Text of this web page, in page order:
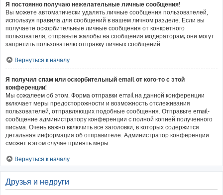
Я постоянно получаю нежелательные личные сообщения!
Вы можете автоматически удалять личные сообщения пользователей,
используя правила для сообщений в вашем личном разделе. Если вы
получаете оскорбительные личные сообщения от конкретного
пользователя, отправьте жалобы на сообщения модераторам; они могут
запретить пользователю отправку личных сообщений.
Вернуться к началу
Я получил спам или оскорбительный email от кого-то с этой
конференции!
Мы сожалеем об этом. Форма отправки email на данной конференции
включает меры предосторожности и возможность отслеживания
пользователей, отправляющих подобные сообщения. Отправьте email-
сообщение администратору конференции с полной копией полученного
письма. Очень важно включить все заголовки, в которых содержится
детальная информация об отправителе. Администратор конференции
сможет в этом случае принять меры.
Вернуться к началу
Друзья и недруги